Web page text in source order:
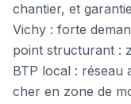
chantier, et
Vichy : forte
point structurant :
BTP local : réseau
cher en zone de